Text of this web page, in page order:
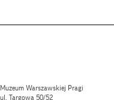
Muzeum Warszawskiej Pragi
ul. Targowa 50/52